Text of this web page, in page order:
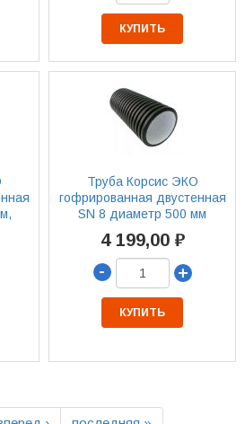
КУПИТЬ
Труба Корсис ЭКО
гофрированная двустенная
SN 8 диаметр 500 мм
4 199,00 ₽
-
+
КУПИТЬ